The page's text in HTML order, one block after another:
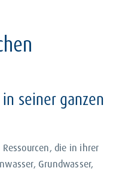
seiner ganzen
die in ihrer
Grundwasser,